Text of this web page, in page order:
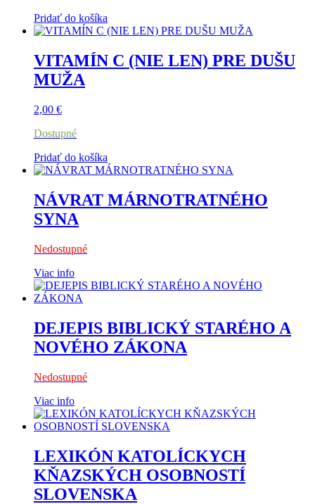
Pridať do košíka
VITAMÍN C (NIE LEN) PRE DUŠU
MUŽA
2,00 €
Dostupné
Pridať do košíka
NÁVRAT MÁRNOTRATNÉHO
SYNA
Nedostupné
Viac info
DEJEPIS BIBLICKÝ STARÉHO A
NOVÉHO ZÁKONA
Nedostupné
Viac info
LEXIKÓN KATOLÍCKYCH
KŇAZSKÝCH OSOBNOSTÍ
SLOVENSKA